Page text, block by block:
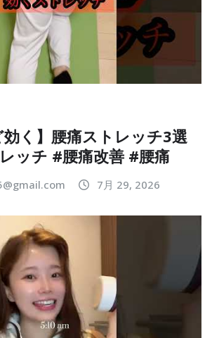
効く】腰痛ストレッチ3選
ッチ #腰痛改善 #腰痛
7月 29, 2026